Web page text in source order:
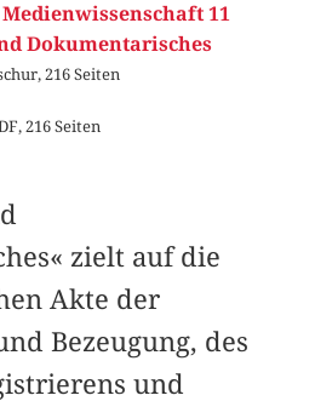
11
Dokumentarisches
216 Seiten
216 Seiten
zielt auf die
Akte der
Bezeugung, des
und